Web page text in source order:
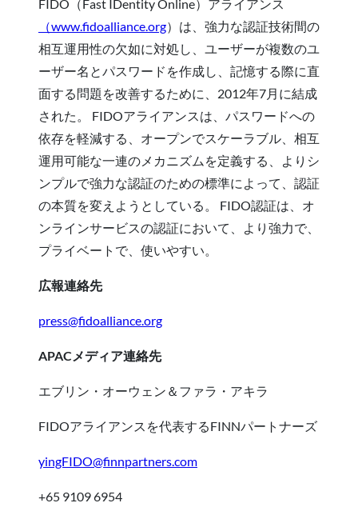
FIDO（Fast IDentity Online）アライアンス
（www.fidoalliance.org）は、強力な認証技術間の
相互運用性の欠如に対処し、ユーザーが複数のユ
ーザー名とパスワードを作成し、記憶する際に直
面する問題を改善するために、2012年7月に結成
された。 FIDOアライアンスは、パスワードへの
依存を軽減する、オープンでスケーラブル、相互
運用可能な一連のメカニズムを定義する、よりシ
ンプルで強力な認証のための標準によって、認証
の本質を変えようとしている。 FIDO認証は、オ
ンラインサービスの認証において、より強力で、
プライベートで、使いやすい。
広報連絡先
press@fidoalliance.org
APACメディア連絡先
エブリン・オーウェン＆ファラ・アキラ
FIDOアライアンスを代表するFINNパートナーズ
yingFIDO@finnpartners.com
+65 9109 6954